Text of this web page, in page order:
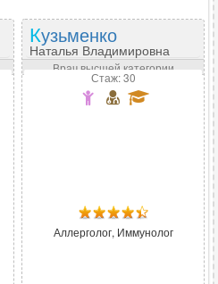
Кузьменко
Наталья Владимировна
Врач высшей категории
Стаж: 30
Аллерголог, Иммунолог